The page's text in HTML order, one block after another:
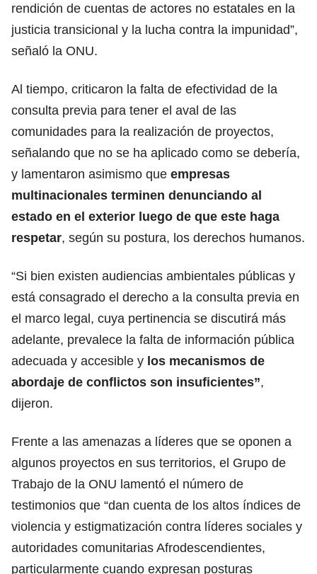
rendición de cuentas de actores no estatales en la
justicia transicional y la lucha contra la impunidad”,
señaló la ONU.
Al tiempo, criticaron la falta de efectividad de la
consulta previa para tener el aval de las
comunidades para la realización de proyectos,
señalando que no se ha aplicado como se debería,
y lamentaron asimismo que empresas
multinacionales terminen denunciando al
estado en el exterior luego de que este haga
respetar, según su postura, los derechos humanos.
“Si bien existen audiencias ambientales públicas y
está consagrado el derecho a la consulta previa en
el marco legal, cuya pertinencia se discutirá más
adelante, prevalece la falta de información pública
adecuada y accesible y los mecanismos de
abordaje de conflictos son insuficientes”,
dijeron.
Frente a las amenazas a líderes que se oponen a
algunos proyectos en sus territorios, el Grupo de
Trabajo de la ONU lamentó el número de
testimonios que “dan cuenta de los altos índices de
violencia y estigmatización contra líderes sociales y
autoridades comunitarias Afrodescendientes,
particularmente cuando expresan posturas